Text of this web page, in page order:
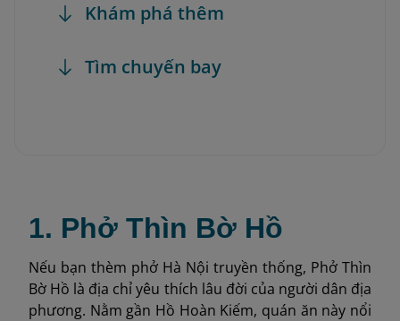
Khám phá thêm
Tìm chuyến bay
1. Phở Thìn Bờ Hồ
Nếu bạn thèm phở Hà Nội truyền thống, Phở Thìn
Bờ Hồ là địa chỉ yêu thích lâu đời của người dân địa
phương. Nằm gần Hồ Hoàn Kiếm, quán ăn này nổi